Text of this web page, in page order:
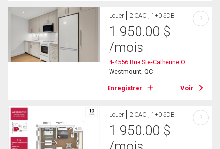
Louer 2 CAC , 1+0 SDB
1 950.00 $
/mois
4-4556 Rue Ste-Catherine O.
Westmount, QC
Enregistrer Voir
?
Louer 2 CAC , 1+0 SDB
1 950.00 $
?